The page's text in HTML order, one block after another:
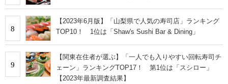
8
【2023年6月版】「山梨県で人気の寿司店」ランキング
TOP10！ 1位は「Shaw's Sushi Bar & Dining」
9
【関東在住者が選ぶ】「一人でも入りやすい回転寿司チ
ェーン」ランキングTOP17！ 第1位は「スシロー」
【2023年最新調査結果】